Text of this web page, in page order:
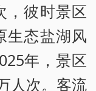
，彼时景区
生态盐湖风
年，景区
人次。客流